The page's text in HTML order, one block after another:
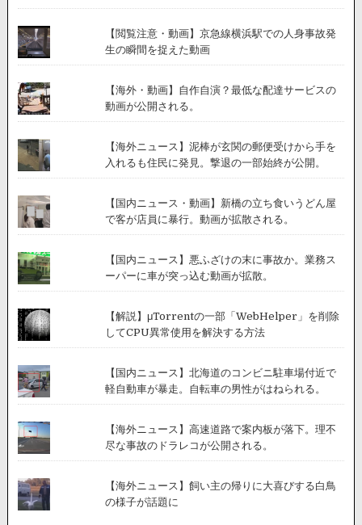
【閲覧注意・動画】京急線横浜駅での人身事故発
生の瞬間を捉えた動画
【海外・動画】自作自演？最低な配達サービスの
動画が公開される。
【海外ニュース】泥棒が玄関の郵便受けから手を
入れるも住民に発見。撃退の一部始終が公開。
【国内ニュース・動画】新橋の立ち食いうどん屋
で客が店員に暴行。動画が拡散される。
【国内ニュース】悪ふざけの末に事故か。業務ス
ーパーに車が突っ込む動画が拡散。
【解説】μTorrentの一部「WebHelper」を削除
してCPU異常使用を解決する方法
【国内ニュース】北海道のコンビニ駐車場付近で
軽自動車が暴走。自転車の男性がはねられる。
【海外ニュース】高速道路で案内板が落下。理不
尽な事故のドラレコが公開される。
【海外ニュース】飼い主の帰りに大喜びする白鳥
の様子が話題に